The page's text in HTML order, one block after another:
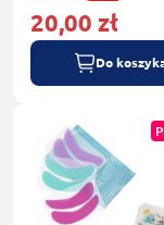
20,00 zł
Do